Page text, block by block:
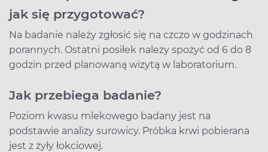
jak się przygotować?
Na badanie należy zgłosić się na czczo w godzinach
porannych. Ostatni posiłek należy spożyć od 6 do 8
godzin przed planowaną wizytą w laboratorium.
Jak przebiega badanie?
Poziom kwasu mlekowego badany jest na
podstawie analizy surowicy. Próbka krwi pobierana
jest z żyły łokciowej.